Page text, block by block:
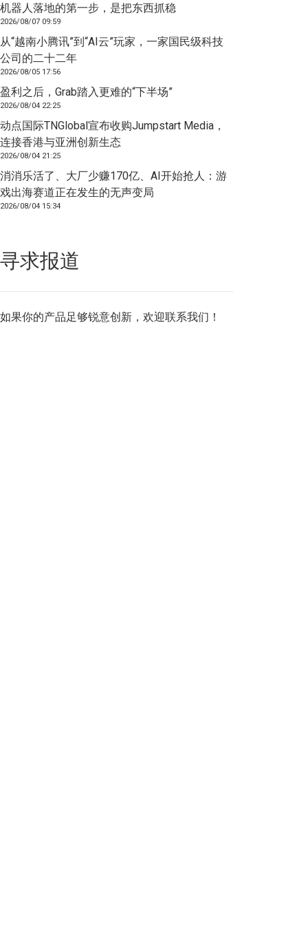
机器人落地的第一步，是把东西抓稳
2026/08/07 09:59
从“越南小腾讯”到“AI云”玩家，一家国民级科技
公司的二十二年
2026/08/05 17:56
盈利之后，Grab踏入更难的“下半场”
2026/08/04 22:25
动点国际TNGlobal宣布收购Jumpstart Media，
连接香港与亚洲创新生态
2026/08/04 21:25
消消乐活了、大厂少赚170亿、AI开始抢人：游
戏出海赛道正在发生的无声变局
2026/08/04 15:34
寻求报道
如果你的产品足够锐意创新，欢迎联系我们 ！